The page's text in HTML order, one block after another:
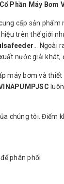
Phần Máy Bơm
cấp sản
trên thế giới
… Ngoài
nước giải
máy bơm và
chúng tôi. Điểm
phân phối